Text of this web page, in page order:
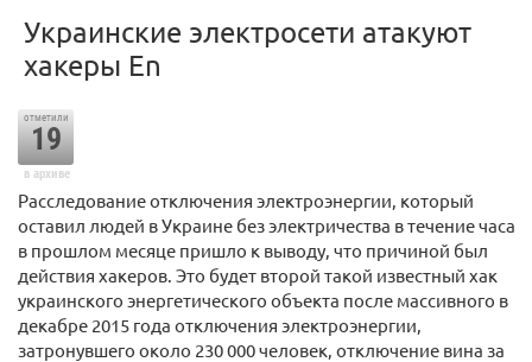
Украинские электросети атакуют
хакеры En
отметили
19
в архиве
Расследование отключения электроэнергии, который
оставил людей в Украине без электричества в течение часа
в прошлом месяце пришло к выводу, что причиной был
действия хакеров. Это будет второй такой известный хак
украинского энергетического объекта после массивного в
декабре 2015 года отключения электроэнергии,
затронувшего около 230 000 человек, отключение вина за